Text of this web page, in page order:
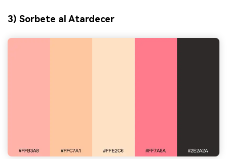
3) Sorbete al Atardecer